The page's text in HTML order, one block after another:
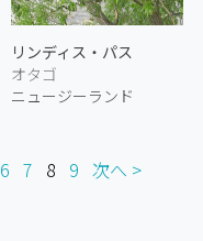
リンディス・パス
オタゴ
ニュージーランド
6 7 8 9 次へ >